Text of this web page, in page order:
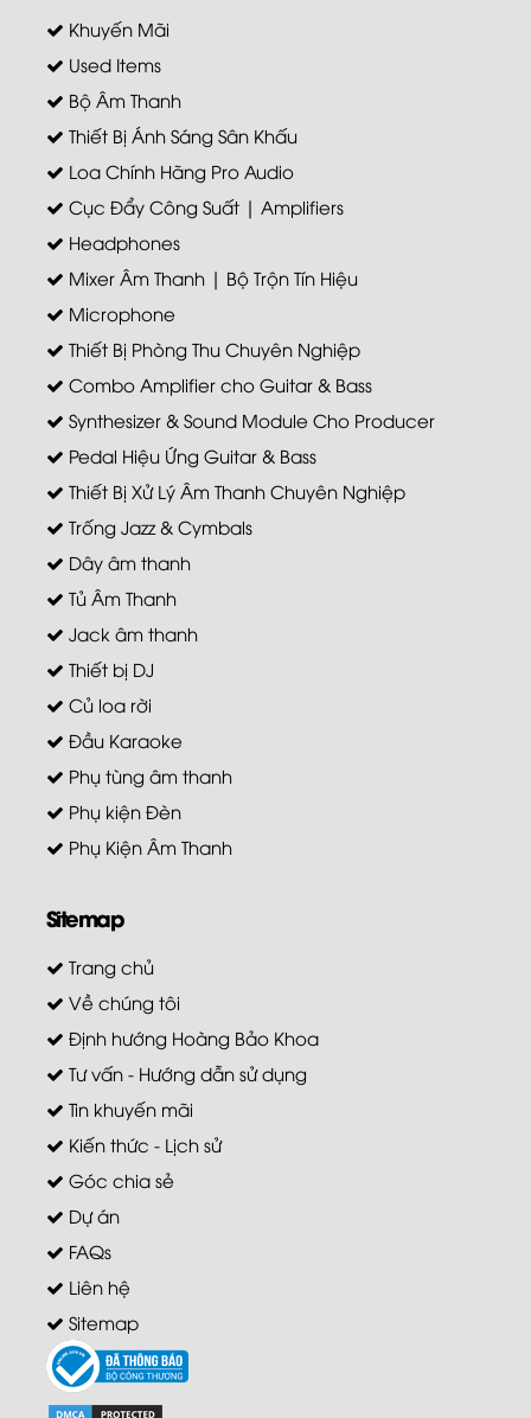
Khuyến Mãi
Used Items
Bộ Âm Thanh
Thiết Bị Ánh Sáng Sân Khấu
Loa Chính Hãng Pro Audio
Cục Đẩy Công Suất | Amplifiers
Headphones
Mixer Âm Thanh | Bộ Trộn Tín Hiệu
Microphone
Thiết Bị Phòng Thu Chuyên Nghiệp
Combo Amplifier cho Guitar & Bass
Synthesizer & Sound Module Cho Producer
Pedal Hiệu Ứng Guitar & Bass
Thiết Bị Xử Lý Âm Thanh Chuyên Nghiệp
Trống Jazz & Cymbals
Dây âm thanh
Tủ Âm Thanh
Jack âm thanh
Thiết bị DJ
Củ loa rời
Đầu Karaoke
Phụ tùng âm thanh
Phụ kiện Đèn
Phụ Kiện Âm Thanh
Sitemap
Trang chủ
Về chúng tôi
Định hướng Hoàng Bảo Khoa
Tư vấn - Hướng dẫn sử dụng
Tin khuyến mãi
Kiến thức - Lịch sử
Góc chia sẻ
Dự án
FAQs
Liên hệ
Sitemap